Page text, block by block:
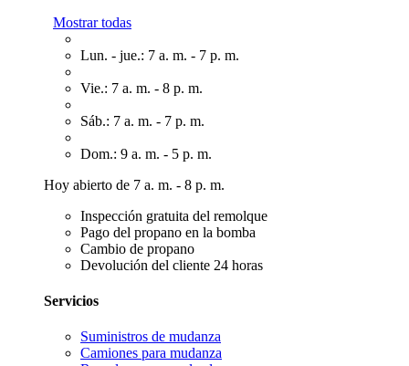
Mostrar todas
Lun. - jue.: 7 a. m. - 7 p. m.
Vie.: 7 a. m. - 8 p. m.
Sáb.: 7 a. m. - 7 p. m.
Dom.: 9 a. m. - 5 p. m.
Hoy abierto de 7 a. m. - 8 p. m.
Inspección gratuita del remolque
Pago del propano en la bomba
Cambio de propano
Devolución del cliente 24 horas
Servicios
Suministros de mudanza
Camiones para mudanza